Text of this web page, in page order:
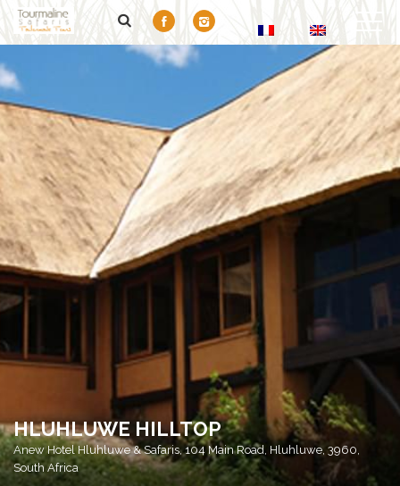
HLUHLUWE HILLTOP
Anew Hotel Hluhluwe & Safaris, 104 Main Road, Hluhluwe, 3960,
South Africa